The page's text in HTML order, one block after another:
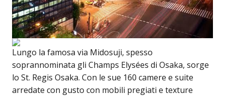
Lungo la famosa via Midosuji, spesso
soprannominata gli Champs Elysées di Osaka, sorge
lo St. Regis Osaka. Con le sue 160 camere e suite
arredate con gusto con mobili pregiati e texture